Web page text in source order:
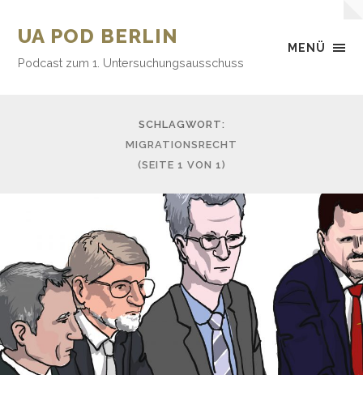
MENÜ
UA POD BERLIN
Podcast zum 1. Untersuchungsausschuss
SCHLAGWORT:
MIGRATIONSRECHT
(SEITE 1 VON 1)